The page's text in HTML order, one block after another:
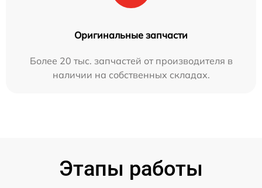
Оригинальные запчасти
Более 20 тыс. запчастей от производителя в
наличии на собственных складах.
Этапы работы